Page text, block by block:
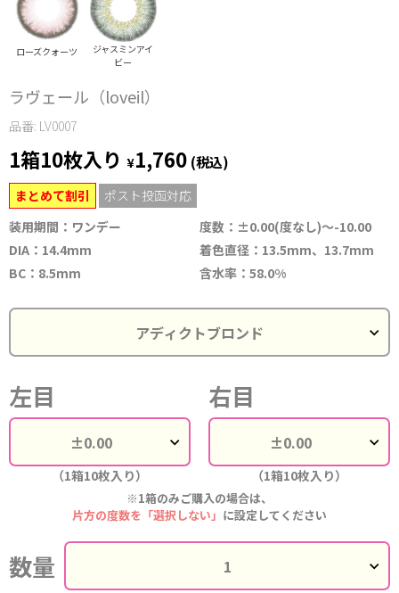
ローズクォーツ
ジャスミンアイ
ビー
ラヴェール（loveil）
品番: LV0007
1箱10枚入り ¥1,760 (税込)
まとめて割引
ポスト投函対応
装用期間：ワンデー
度数：±0.00(度なし)～-10.00
DIA：14.4mm
着色直径：13.5mm、13.7mm
BC：8.5mm
含水率：58.0%
左目
（1箱10枚入り）
右目
（1箱10枚入り）
※1箱のみご購入の場合は、
片方の度数を「選択しない」 に設定してください
数量